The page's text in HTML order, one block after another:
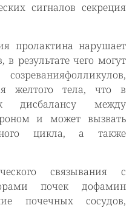
сигналов секреция
пролактина нарушает
результате чего могут
желтого тела, что в
дисбалансу между
и может вызвать
цикла, а также
связывания с
почек дофамин
почечных сосудов,